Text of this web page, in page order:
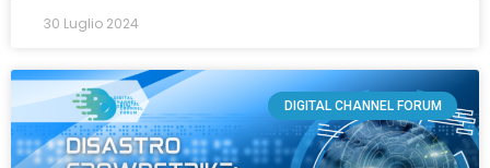
30 Luglio 2024
DIGITAL CHANNEL FORUM